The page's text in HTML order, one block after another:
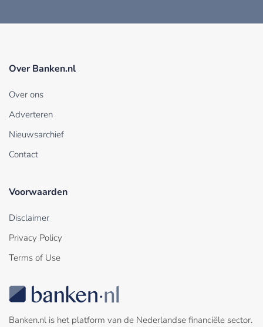
Over Banken.nl
Over ons
Adverteren
Nieuwsarchief
Contact
Voorwaarden
Disclaimer
Privacy Policy
Terms of Use
Banken.nl is het platform van de Nederlandse financiële sector.